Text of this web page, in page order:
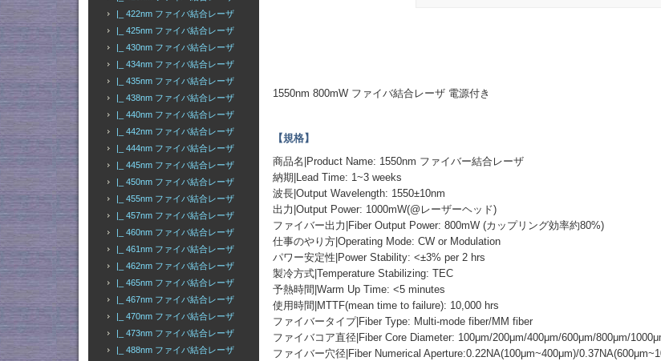
|_ 422nm ファイバ結合レーザ
|_ 425nm ファイバ結合レーザ
|_ 430nm ファイバ結合レーザ
|_ 434nm ファイバ結合レーザ
|_ 435nm ファイバ結合レーザ
|_ 438nm ファイバ結合レーザ
|_ 440nm ファイバ結合レーザ
|_ 442nm ファイバ結合レーザ
|_ 444nm ファイバ結合レーザ
|_ 445nm ファイバ結合レーザ
|_ 450nm ファイバ結合レーザ
|_ 455nm ファイバ結合レーザ
|_ 457nm ファイバ結合レーザ
|_ 460nm ファイバ結合レーザ
|_ 461nm ファイバ結合レーザ
|_ 462nm ファイバ結合レーザ
|_ 465nm ファイバ結合レーザ
|_ 467nm ファイバ結合レーザ
|_ 470nm ファイバ結合レーザ
|_ 473nm ファイバ結合レーザ
|_ 488nm ファイバ結合レーザ
1550nm 800mW ファイバ結合レーザ 電源付き
【規格】
商品名|Product Name: 1550nm ファイバー結合レーザ
納期|Lead Time: 1~3 weeks
波長|Output Wavelength: 1550±10nm
出力|Output Power: 1000mW(@レーザーヘッド)
ファイバー出力|Fiber Output Power: 800mW (カップリング効率約80%)
仕事のやり方|Operating Mode: CW or Modulation
パワー安定性|Power Stability: <±3% per 2 hrs
製冷方式|Temperature Stabilizing: TEC
予熱時間|Warm Up Time: <5 minutes
使用時間|MTTF(mean time to failure): 10,000 hrs
ファイバータイプ|Fiber Type: Multi-mode fiber/MM fiber
ファイバコア直径|Fiber Core Diameter: 100μm/200μm/400μm/600μm/800μm/
ファイバー穴径|Fiber Numerical Aperture:0.22NA(100μm~400μm)/